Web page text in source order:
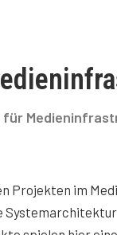
Projekten im